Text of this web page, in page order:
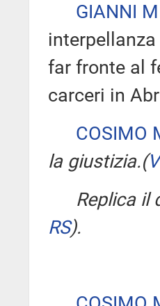
GIANNI
far fronte al
carceri in
COSIMO
la giustizia.(
Replica il
RS).